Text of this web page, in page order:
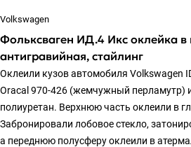
Volkswagen
Фольксваген ИД.4 Икс оклейка в
антигравийная, стайлинг
Оклеили кузов автомобиля Volkswagen
Oracal 970-426 (жемчужный перламутр)
полиуретан. Верхнюю часть оклеили в
Забронировали лобовое стекло,
а переднюю полусферу оклеили в